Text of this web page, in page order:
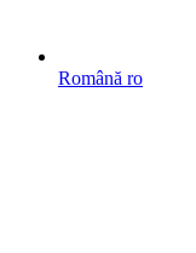
Română ro